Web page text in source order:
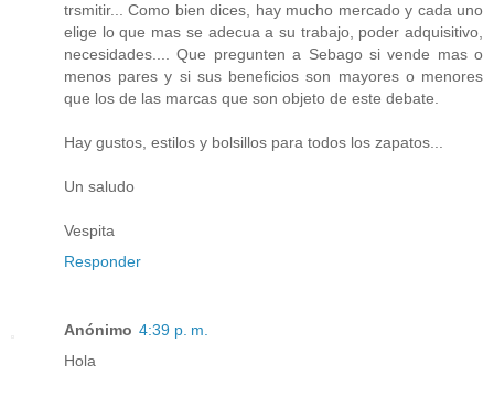
trsmitir... Como bien dices, hay mucho mercado y cada uno
elige lo que mas se adecua a su trabajo, poder adquisitivo,
necesidades.... Que pregunten a Sebago si vende mas o
menos pares y si sus beneficios son mayores o menores
que los de las marcas que son objeto de este debate.
Hay gustos, estilos y bolsillos para todos los zapatos...
Un saludo
Vespita
Responder
Anónimo 4:39 p. m.
Hola